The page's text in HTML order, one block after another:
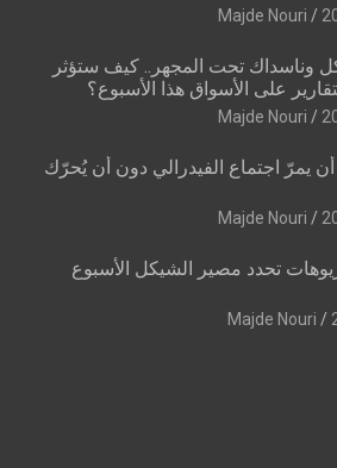
Majde Nouri
وناسداك تحت المجهر.. كيف ستؤثر
على الأسواق هذا الأسبوع؟
Majde Nouri
يمرّ اجتماع الفيدرالي دون أن يُحرّك
Majde Nouri
تحدد مصير الشيكل الأسبوع
Majde Nouri